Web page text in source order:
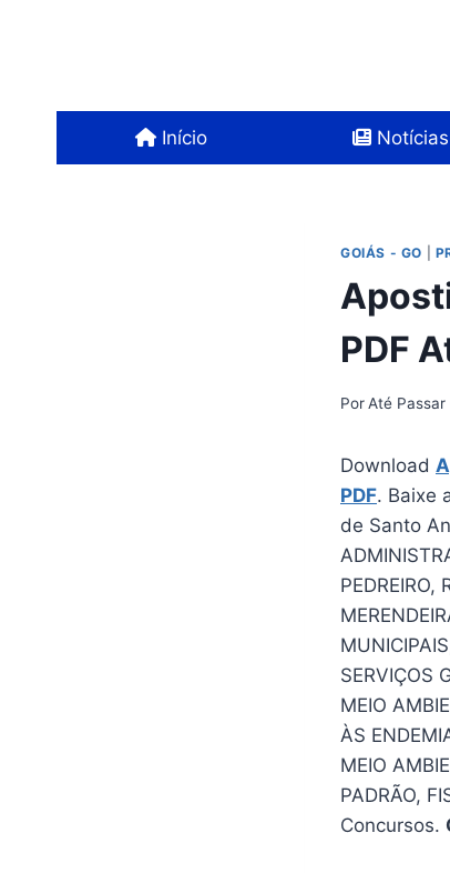
Início Notícias
GOIÁS - GO
PDF
PorAté
Download
PDF. Baixe
de Santo
PEDREIRO,
SERVIÇOS
MEIO
ÀS
MEIO
PADRÃO,
Concursos.